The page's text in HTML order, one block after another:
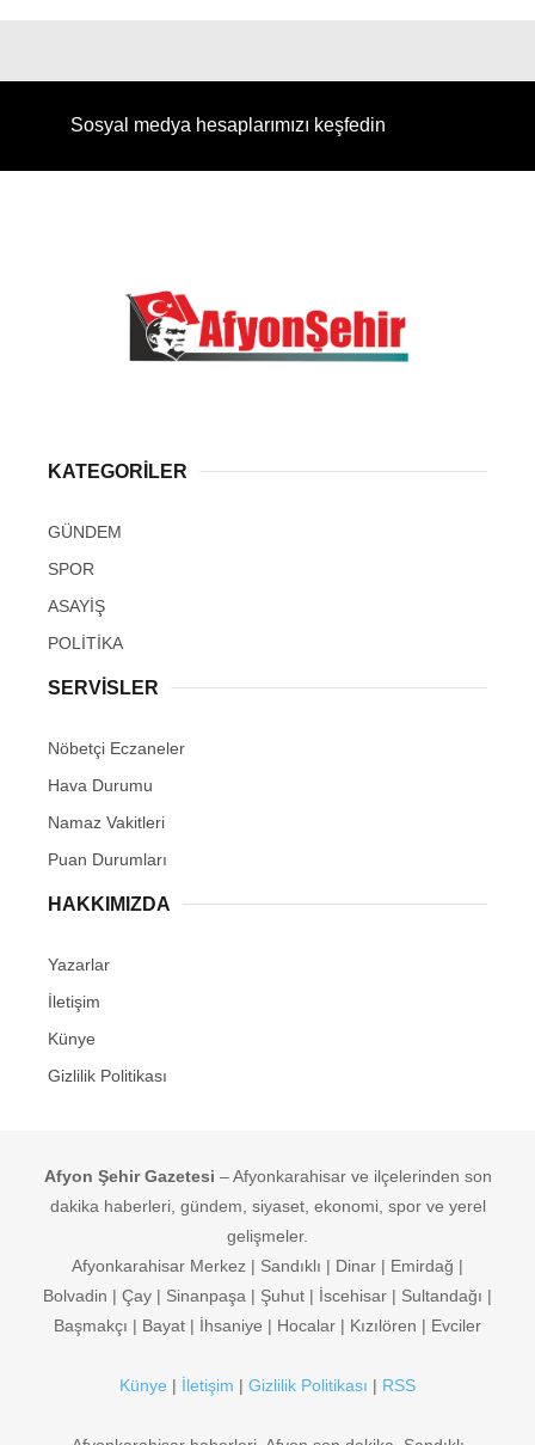
Sosyal medya hesaplarımızı keşfedin
KATEGORİLER
GÜNDEM
SPOR
ASAYİŞ
POLİTİKA
SERVİSLER
Nöbetçi Eczaneler
Hava Durumu
Namaz Vakitleri
Puan Durumları
HAKKIMIZDA
Yazarlar
İletişim
Künye
Gizlilik Politikası
Afyon Şehir Gazetesi – Afyonkarahisar ve ilçelerinden son
dakika haberleri, gündem, siyaset, ekonomi, spor ve yerel
gelişmeler.
Afyonkarahisar Merkez | Sandıklı | Dinar | Emirdağ |
Bolvadin | Çay | Sinanpaşa | Şuhut | İscehisar | Sultandağı |
Başmakçı | Bayat | İhsaniye | Hocalar | Kızılören | Evciler
Künye | İletişim | Gizlilik Politikası | RSS